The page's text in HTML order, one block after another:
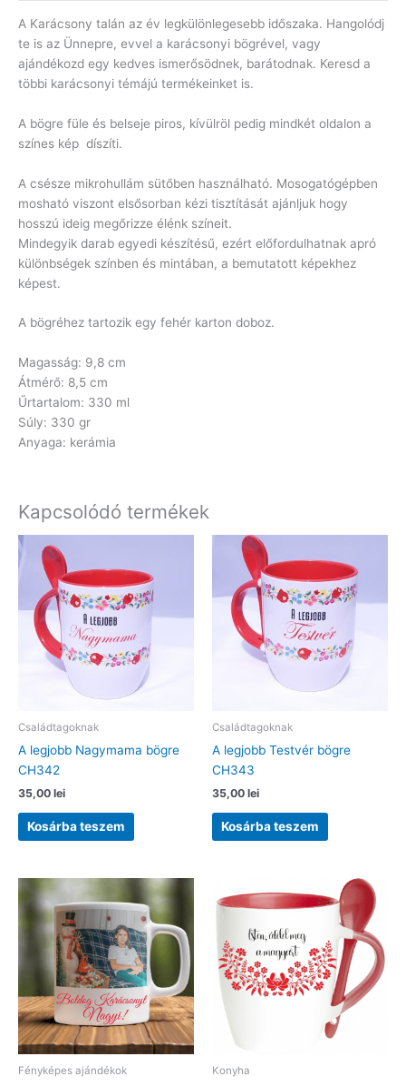
A Karácsony talán az év legkülönlegesebb időszaka. Hangolódj
te is az Ünnepre, evvel a karácsonyi bögrével, vagy
ajándékozd egy kedves ismerősödnek, barátodnak. Keresd a
többi karácsonyi témájú termékeinket is.
A bögre füle és belseje piros, kívülröl pedig mindkét oldalon a
színes kép díszíti.
A csésze mikrohullám sütőben használható. Mosogatógépben
mosható viszont elsősorban kézi tisztítását ajánljuk hogy
hosszú ideig megőrizze élénk színeit.
Mindegyik darab egyedi készítésű, ezért előfordulhatnak apró
különbségek színben és mintában, a bemutatott képekhez
képest.
A bögréhez tartozik egy fehér karton doboz.
Magasság: 9,8 cm
Átmérő: 8,5 cm
Űrtartalom: 330 ml
Súly: 330 gr
Anyaga: kerámia
Kapcsolódó termékek
Családtagoknak
A legjobb Nagymama bögre
CH342
35,00 lei
Kosárba teszem
Családtagoknak
A legjobb Testvér bögre
CH343
35,00 lei
Kosárba teszem
Fényképes ajándékok Konyha